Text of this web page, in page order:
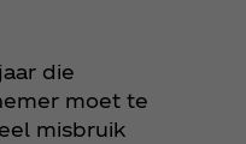
die
moet te
misbruik